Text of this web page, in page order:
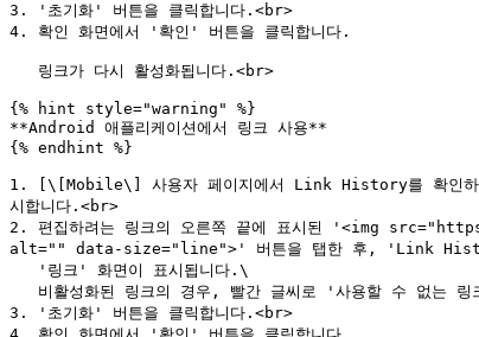
3. '초기화' 버튼을 클릭합니다.<br>
4. 확인 화면에서 '확인' 버튼을 클릭합니다.
{% hint style="warning" %}
**Android 애플리케이션에서 링크 사용**
{% endhint %}
1. [\[Mobile\] 사용자 페이지에서 Link History를 확인
시합니다.<br>
2. 편집하려는 링크의 오른쪽 끝에 표시된 '<img
alt="" data-size="line">' 버튼을 탭한 후, 'Link
3. '초기화' 버튼을 클릭합니다.<br>